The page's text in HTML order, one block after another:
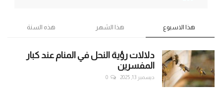
هذا الاسبوع هذا الشهر هذه السنة
دلالات رؤية النحل في المنام عند كبار
المفسرين
ديسمبر 13, 2025 0